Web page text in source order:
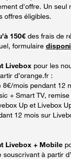
d'offre. Un seul
offres éligibles.
150€ des frais de
formulaire
Livebox pour les
d’orange.fr :
8€/mois pendant 12
+ Smart TV,
Up et Livebox
12 mois sur
Livebox + Mobile
à partir